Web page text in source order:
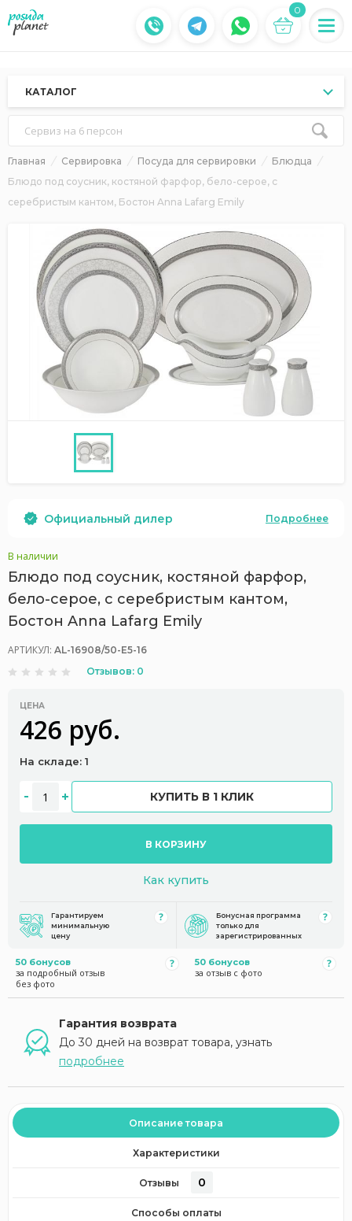
0
КАТАЛОГ
Сервиз на 6 персон
Главная Сервировка Посуда для сервировки
Блюдца
Блюдо под соусник, костяной фарфор, бело-серое, с
серебристым кантом, Бостон Anna Lafarg Emily
Официальный дилер Подробнее
В наличии
Блюдо под соусник, костяной фарфор,
бело-серое, с серебристым кантом,
Бостон Anna Lafarg Emily
АРТИКУЛ: AL-16908/50-E5-16
Отзывов: 0
ЦЕНА
426 руб.
На складе: 1
КУПИТЬ В 1 КЛИК
В КОРЗИНУ
Как купить
Гарантируем
минимальную
цену
Бонусная программа
только для
зарегистрированных
50 бонусов
за подробный отзыв
без фото
50 бонусов
за отзыв с фото
Гарантия возврата
До 30 дней на возврат товара, узнать
подробнее
Описание товара
Характеристики
Отзывы 0
Способы оплаты